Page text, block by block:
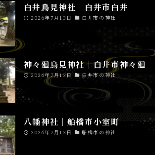
白井鳥見神社│白井市白井
2026年7月13日 白井市の神社
神々廻鳥見神社│白井市神々廻
2026年7月13日 白井市の神社
八幡神社│船橋市小室町
2026年7月13日 船橋市の神社